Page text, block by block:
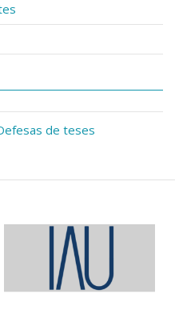
de teses